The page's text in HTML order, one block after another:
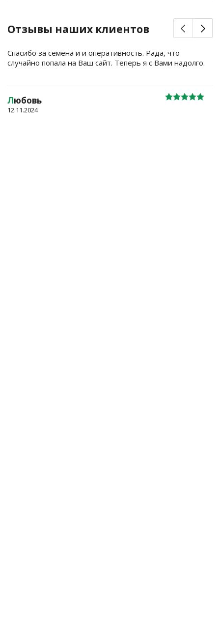
Отзывы наших клиентов
Спасибо за семена и и оперативность. Рада, что
случайно попала на Ваш сайт. Теперь я с Вами надолго.
Любовь
12.11.2024